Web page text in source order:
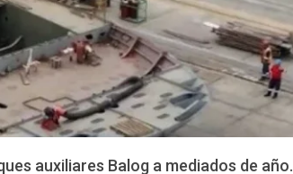
auxiliares Balog a mediados de año.